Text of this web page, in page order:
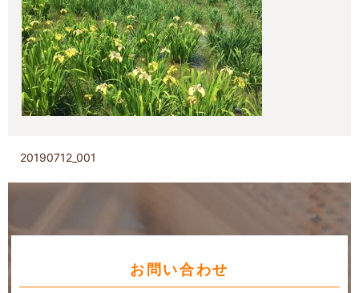
20190712_001
お問い合わせ